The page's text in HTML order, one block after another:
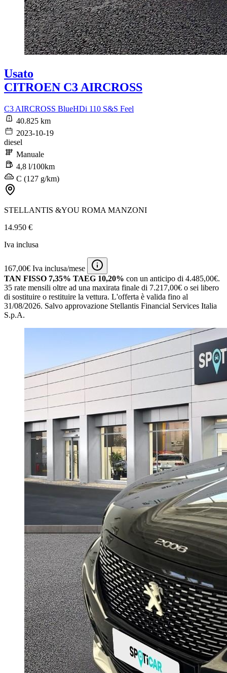
Usato
CITROEN C3 AIRCROSS
C3 AIRCROSS BlueHDi 110 S&S Feel
40.825 km
2023-10-19
diesel
Manuale
4,8 l/100km
C (127 g/km)
STELLANTIS &YOU ROMA MANZONI
14.950 €
Iva inclusa
167,00€ Iva inclusa/mese
TAN FISSO 7,35% TAEG 10,20% con un anticipo di 4.485,00€.
35 rate mensili oltre ad una maxirata finale di 7.217,00€ o sei libero
di sostituire o restituire la vettura. L'offerta è valida fino al
31/08/2026. Salvo approvazione Stellantis Financial Services Italia
S.p.A.